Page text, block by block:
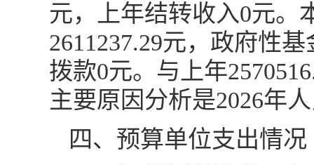
元，上年结转收入0元。
2611237.29元，政府性
拨款0元。与上年
主要原因分析是2026年
四、预算单位支出情况